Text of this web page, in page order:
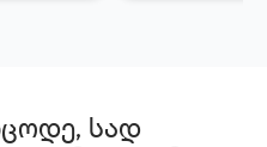
სად